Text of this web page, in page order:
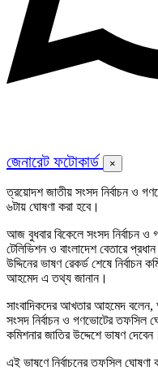
জেনারেট ফটোকার্ড ×
ত্রয়োদশ জাতীয় সংসদ নির্বাচন ও
৬টায় ঘোষণা করা হবে।
আজ বুধবার বিকেলে সংসদ নির্বাচন ও
টেলিভিশন ও বাংলাদেশ বেতারে
উদ্দিনের ভাষণ রেকর্ড শেষে নির্বাচন
আহমেদ এ তথ্য জানান।
সাংবাদিকদের আখতার আহমেদ বলেন,
সংসদ নির্বাচন ও গণভোটের তফসিল
কমিশনার জাতির উদ্দেশে ভাষণ দেবেন।
এই ভাষণে নির্বাচনের তফসিল ঘোষণা